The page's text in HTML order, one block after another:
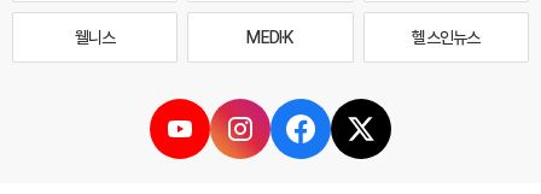
웰니스 MEDI·K 헬스인뉴스